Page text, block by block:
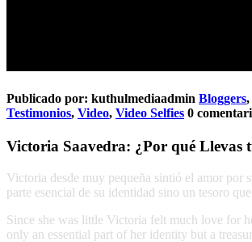
Publicado por: kuthulmediaadmin Bloggers,
Testimonios, Video, Video Selfies 0
Victoria Saavedra: ¿Por qué Llevas
Victoria desde muy pequeña sintió el amor por
parte esencial de su identidad sino un tesoro
Since she was little Victoria felt much love for
only an essential part of her identity but a